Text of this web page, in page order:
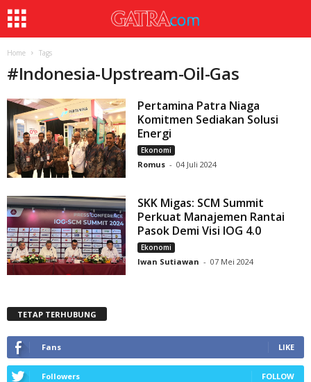
Home Tags
#Indonesia-Upstream-Oil-Gas
Pertamina Patra Niaga
Komitmen Sediakan Solusi
Energi
Ekonomi
Romus - 04 Juli 2024
SKK Migas: SCM Summit
Perkuat Manajemen Rantai
Pasok Demi Visi IOG 4.0
Ekonomi
Iwan Sutiawan - 07 Mei 2024
TETAP TERHUBUNG
Fans LIKE
Followers FOLLOW